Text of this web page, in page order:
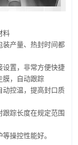
料
装产量、热封时间都
设置，非常方便快捷
膜，自动跟踪
动控温，提高封口质
踪长度在规定范围
操控性能好。